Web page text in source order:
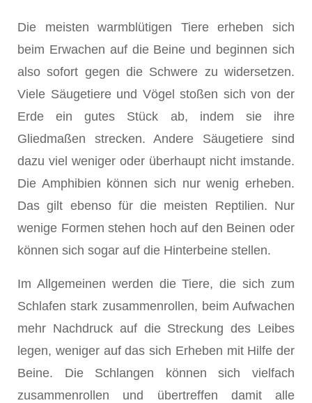
Die meisten warmblütigen Tiere erheben sich
beim Erwachen auf die Beine und beginnen sich
also sofort gegen die Schwere zu widersetzen.
Viele Säuge­tiere und Vögel stoßen sich von der
Erde ein gutes Stück ab, indem sie ihre
Gliedmaßen strecken. Andere Säugetiere sind
dazu viel weniger oder über­haupt nicht imstande.
Die Amphibien können sich nur wenig erheben.
Das gilt ebenso für die meisten Reptilien. Nur
wenige Formen stehen hoch auf den Beinen oder
können sich sogar auf die Hinterbeine stellen.
Im Allgemeinen werden die Tiere, die sich zum
Schlafen stark zusammen­rollen, beim Aufwachen
mehr Nachdruck auf die Streckung des Leibes
legen, weniger auf das sich Erheben mit Hilfe der
Beine. Die Schlangen können sich vielfach
zusammenrollen und übertreffen damit alle